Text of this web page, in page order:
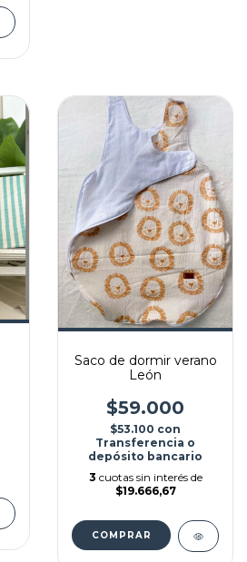
Saco de dormir verano
León
$59.000
$53.100 con
Transferencia o
depósito bancario
3 cuotas sin interés de
$19.666,67
COMPRAR